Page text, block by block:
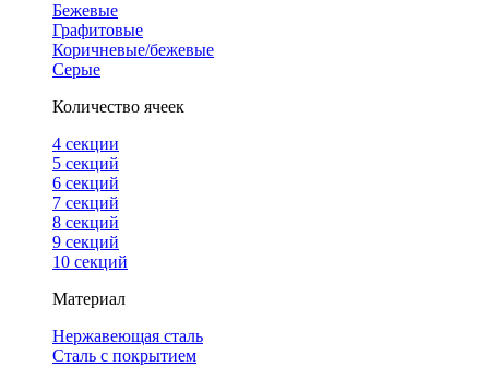
Бежевые
Графитовые
Коричневые/бежевые
Серые
Количество ячеек
4 cекции
5 секций
6 секций
7 секций
8 секций
9 секций
10 секций
Материал
Нержавеющая сталь
Сталь с покрытием